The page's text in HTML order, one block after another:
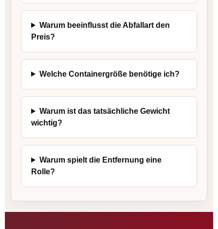
Warum beeinflusst die Abfallart den
Preis?
Welche Containergröße benötige ich?
Warum ist das tatsächliche Gewicht
wichtig?
Warum spielt die Entfernung eine
Rolle?